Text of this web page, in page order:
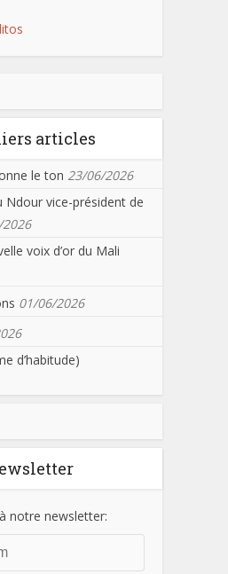
articles
le ton 23/06/2026
Ndour vice-président de
voix d’or du Mali
01/06/2026
d’habitude)
notre newsletter: